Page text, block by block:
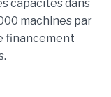
capacités dans
machines par
financement